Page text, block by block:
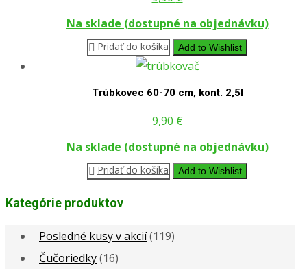
Na sklade (dostupné na objednávku)
Pridať do košíka Add to Wishlist
Trúbkovec 60-70 cm, kont. 2,5l
9,90 €
Na sklade (dostupné na objednávku)
Pridať do košíka Add to Wishlist
Kategórie produktov
Posledné kusy v akcií(119)
Čučoriedky(16)